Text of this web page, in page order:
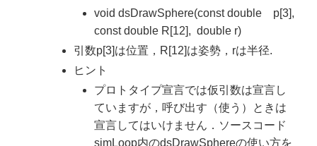
void dsDrawSphere(const double p[3],
const double R[12], double r)
引数p[3]は位置，R[12]は姿勢，rは半径.
ヒント
プロトタイプ宣言では仮引数は宣言し
ていますが，呼び出す（使う）ときは
宣言してはいけません．ソースコード
simLoop内のdsDrawSphereの使い方を